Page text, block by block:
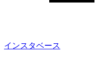
インスタベース